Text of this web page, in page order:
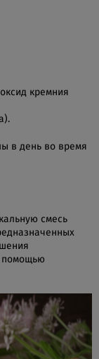
кремния
в день во время
смесь
помощью